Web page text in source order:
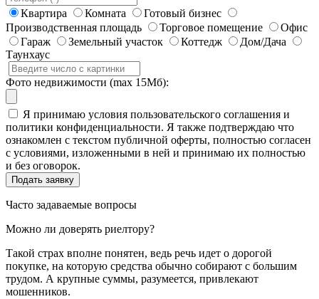
Квартира Комната
Готовый бизнес
Производственная площадь
Торговое помещение
Офис
Гараж
Земельный участок Коттедж
Дом/Дача
Таунхаус
Фото недвижимости (max 15Мб):
Я принимаю условия пользовательского соглашения и
политики конфиденциальности. Я также подтверждаю что
ознакомлен с текстом публичной оферты, полностью согласен
с условиями, изложенными в ней и принимаю их полностью
и без оговорок.
Часто задаваемые вопросы
Можно ли доверять риелтору?
Такой страх вполне понятен, ведь речь идет о дорогой
покупке, на которую средства обычно собирают с большим
трудом. А крупные суммы, разумеется, привлекают
мошенников.